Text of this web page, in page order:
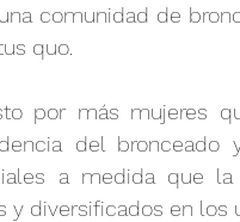
comunidad de
quo.
por más mujeres
del bronceado
a medida que la
diversificados en los